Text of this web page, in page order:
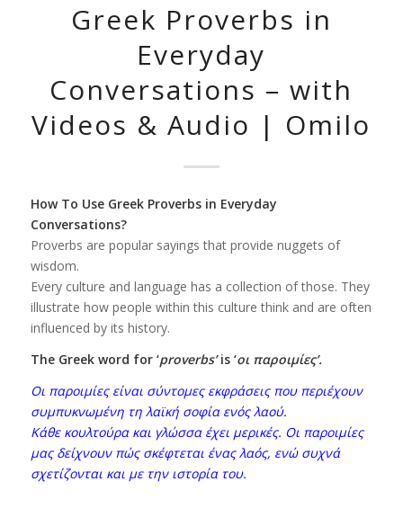
Greek Proverbs in
Everyday
Conversations – with
Videos & Audio | Omilo
How To Use Greek Proverbs in Everyday
Conversations?
Proverbs are popular sayings that provide nuggets of
wisdom.
Every culture and language has a collection of those. They
illustrate how people within this culture think and are often
influenced by its history.
The Greek word for ‘proverbs’is ‘οιπαροιμίες’.
Οι παροιμίες είναι σύντομες εκφράσεις που περιέχουν
συμπυκνωμένη τη λαϊκή σοφία ενός λαού.
Κάθε κουλτούρα και γλώσσα έχει μερικές. Οι παροιμίες
μας δείχνουν πώς σκέφτεται ένας λαός, ενώ συχνά
σχετίζονται και με την ιστορία του.